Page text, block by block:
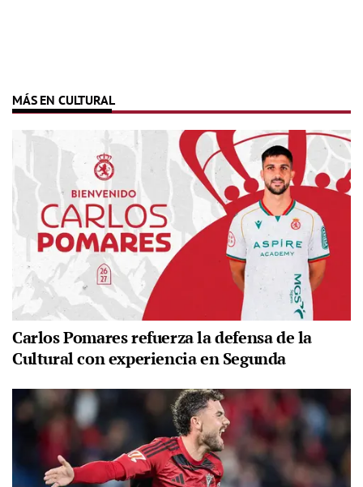
MÁS EN CULTURAL
Carlos Pomares refuerza la defensa de la
Cultural con experiencia en Segunda